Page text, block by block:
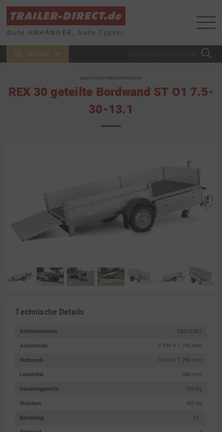
Gute ANHÄNGER, Gute Typen.
Modelle
MULTIFUNKTIONSANHÄNGER
REX 30 geteilte Bordwand ST O1 7.5-
30-13.1
Technische Details
Artikelnummer
24215.001
Außenmaß
3.999 × 1.745 mm
Nutzmaß
3.010 × 1.280 mm
Ladehöhe
580 mm
Gesamtgewicht
750 kg
Nutzlast
452 kg
Bereifung
13 "